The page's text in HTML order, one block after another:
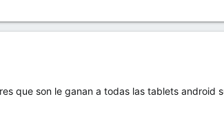
que son le ganan a todas las tablets android